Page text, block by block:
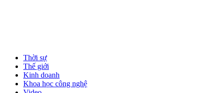
Thời sự
Thế giới
Kinh doanh
Khoa học công nghệ